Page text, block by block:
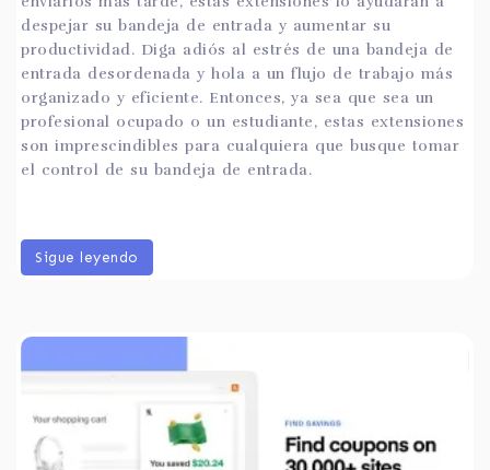
despejar su bandeja de entrada y aumentar su
productividad. Diga adiós al estrés de una bandeja de
entrada desordenada y hola a un flujo de trabajo más
organizado y eficiente. Entonces, ya sea que sea un
profesional ocupado o un estudiante, estas extensiones
son imprescindibles para cualquiera que busque tomar
el control de su bandeja de entrada.
Sigue leyendo